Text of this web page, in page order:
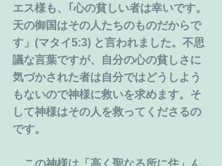
エス様も、｢心の貧しい者は幸いです。
天の御国はその人たちのものだからで
す」(マタイ5:3) と言われました。不思
議な言葉ですが、自分の心の貧しさに
気づかされた者は自分ではどうしよう
もないので神様に救いを求めます。そ
して神様はその人を救ってくださるの
です。
この神様は「高く聖なる所に住」ん